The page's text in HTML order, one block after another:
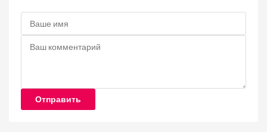
Отправить